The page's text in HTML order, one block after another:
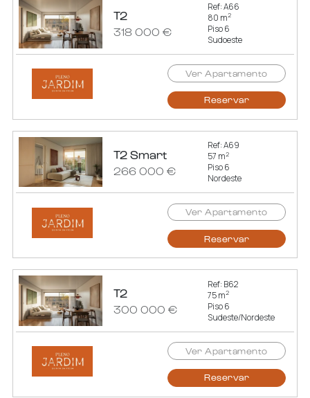
T2
318 000 €
Ref: A66
80 m2
Piso 6
Sudoeste
Ver Apartamento
Reservar
T2 Smart
266 000 €
Ref: A69
57 m2
Piso 6
Nordeste
Ver Apartamento
Reservar
T2
300 000 €
Ref: B62
75 m2
Piso 6
Sudeste/Nordeste
Ver Apartamento
Reservar